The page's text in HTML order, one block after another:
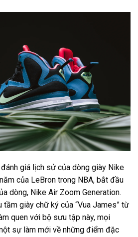
đánh giá lịch sử của dòng giày Nike
của LeBron trong NBA, bắt đầu
dòng, Nike Air Zoom Generation.
tầm giày chữ ký của “Vua James” từ
quen với bộ sưu tập này, mọi
sự làm mới về những điểm đặc